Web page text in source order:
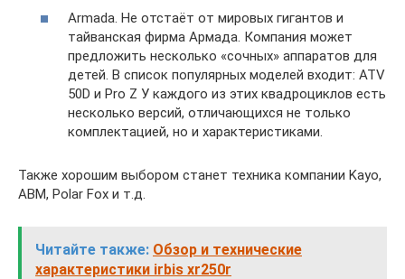
Armada. Не отстаёт от мировых гигантов и
тайванская фирма Армада. Компания может
предложить несколько «сочных» аппаратов для
детей. В список популярных моделей входит: ATV
50D и Pro Z У каждого из этих квадроциклов есть
несколько версий, отличающихся не только
комплектацией, но и характеристиками.
Также хорошим выбором станет техника компании Kayo,
ABM, Polar Fox и т.д.
Читайте также: Обзор и технические
характеристики irbis xr250r